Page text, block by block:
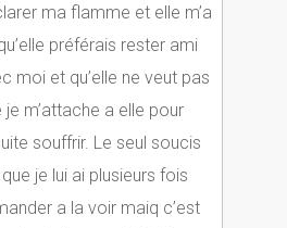
ma flamme et elle m’a
préférais rester ami
moi et qu’elle ne veut pas
je m’attache a elle pour
souffrir. Le seul soucis
je lui ai plusieurs fois
a la voir maiq c’est